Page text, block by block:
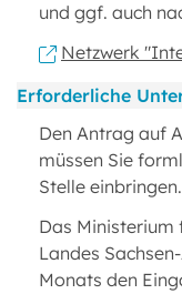
und ggf. auch
Netzwerk
Erforderliche
Den Antrag auf
müssen Sie
Stelle einbringen.
Das Ministerium
Landes
Monats den